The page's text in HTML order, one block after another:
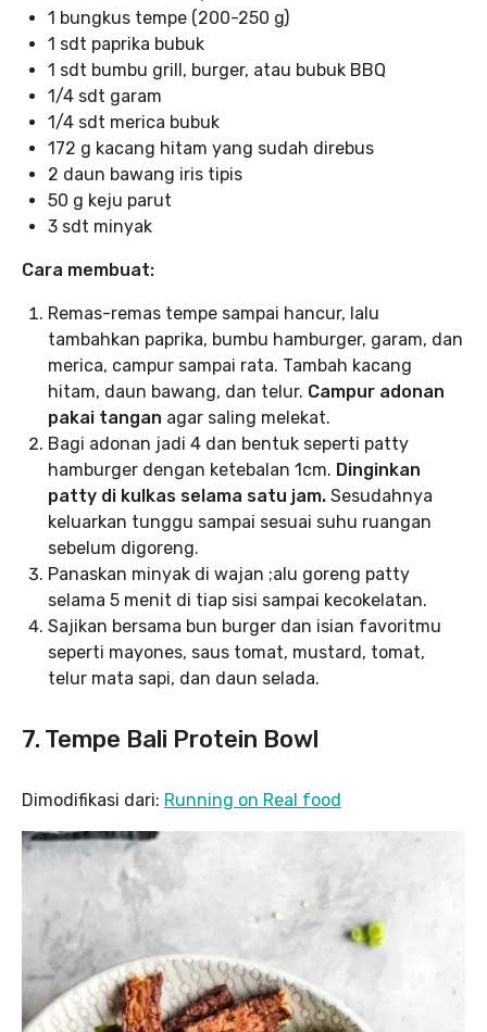
1 bungkus tempe (200-250 g)
1 sdt paprika bubuk
1 sdt bumbu grill, burger, atau bubuk BBQ
1/4 sdt garam
1/4 sdt merica bubuk
172 g kacang hitam yang sudah direbus
2 daun bawang iris tipis
50 g keju parut
3 sdt minyak
Cara membuat:
Remas-remas tempe sampai hancur, lalu
tambahkan paprika, bumbu hamburger, garam, dan
merica, campur sampai rata. Tambah kacang
hitam, daun bawang, dan telur. Campur adonan
pakai tangan agar saling melekat.
Bagi adonan jadi 4 dan bentuk seperti patty
hamburger dengan ketebalan 1cm. Dinginkan
patty di kulkas selama satu jam. Sesudahnya
keluarkan tunggu sampai sesuai suhu ruangan
sebelum digoreng.
Panaskan minyak di wajan ;alu goreng patty
selama 5 menit di tiap sisi sampai kecokelatan.
Sajikan bersama bun burger dan isian favoritmu
seperti mayones, saus tomat, mustard, tomat,
telur mata sapi, dan daun selada.
7. Tempe Bali Protein Bowl
Dimodifikasi dari: Running on Real food